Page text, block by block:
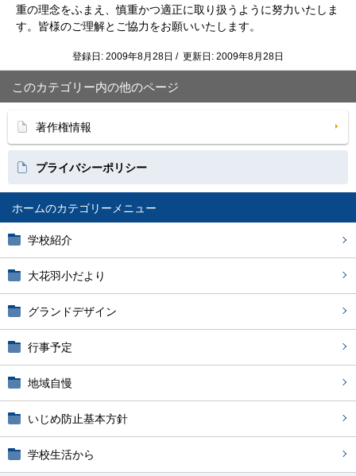
ホーム
学校紹介
大花羽小だより
グランドデザイン
行事予定
地域自慢
いじめ防止基本方針
学校生活から
重の理念をふまえ、慎重かつ適正に取り扱うように努力いたしま
す。 皆様のご理解とご協力をお願いいたします。
登録日: 2009年8月28日 / 更新日: 2009年8月28日
このカテゴリー内の他のページ
著作権情報
プライバシーポリシー